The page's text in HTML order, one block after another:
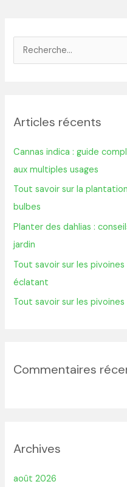
e
c
h
e
r
:
Articles récents
Cannas indica : guide
aux multiples usages
Tout savoir sur la
bulbes
Planter des dahlias :
jardin
Tout savoir sur les
éclatant
Tout savoir sur les
Commentaires
Archives
août 2026